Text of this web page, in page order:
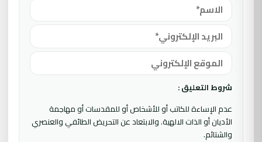
شروط التعليق :
عدم الإساءة للكاتب أو للأشخاص أو للمقدسات أو مهاجمة
الأديان أو الذات الالهية. والابتعاد عن التحريض الطائفي والعنصري
والشتائم.